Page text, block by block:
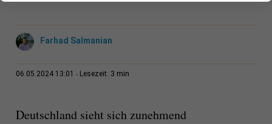
Farhad Salmanian
06.05.2024 13:01 Lesezeit: 3 min
Deutschland sieht sich zunehmend